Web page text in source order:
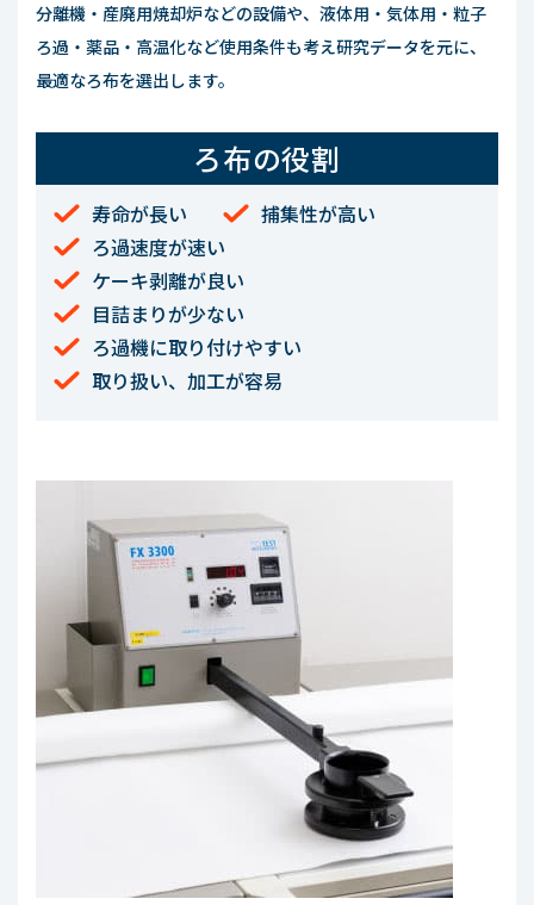
分離機・産廃用焼却炉などの設備や、液体用・気体用・粒子
ろ過・薬品・高温化など使用条件も考え研究データを元に、
最適なろ布を選出します。
ろ布の役割
寿命が長い
捕集性が高い
ろ過速度が速い
ケーキ剥離が良い
目詰まりが少ない
ろ過機に取り付けやすい
取り扱い、加工が容易